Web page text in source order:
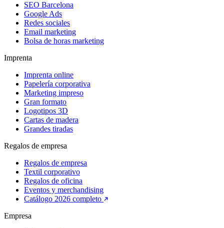
SEO Barcelona
Google Ads
Redes sociales
Email marketing
Bolsa de horas marketing
Imprenta
Imprenta online
Papelería corporativa
Marketing impreso
Gran formato
Logotipos 3D
Cartas de madera
Grandes tiradas
Regalos de empresa
Regalos de empresa
Textil corporativo
Regalos de oficina
Eventos y merchandising
Catálogo 2026 completo
Empresa